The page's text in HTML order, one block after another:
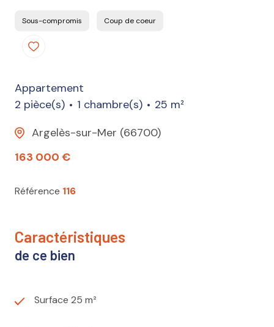
Sous-compromis Coup de coeur
Appartement
2 pièce(s)
1 chambre(s)
25 m²
Argelès-sur-Mer (66700)
163 000 €
Référence 116
caractéristiques
de ce bien
Surface 25 m²